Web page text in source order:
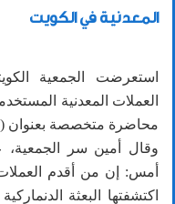
المعدنية في الكويت
استعرضت الجمعية
العملات المعدنية
محاضرة متخصصة بعنوان
وقال أمين سر
أمس: إن من أقدم العملات